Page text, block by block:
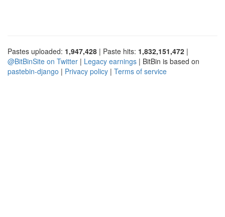
Pastes uploaded: 1,947,428 | Paste hits: 1,832,151,472 |
@BitBinSite on Twitter | Legacy earnings | BitBin is based on
pastebin-django | Privacy policy | Terms of service